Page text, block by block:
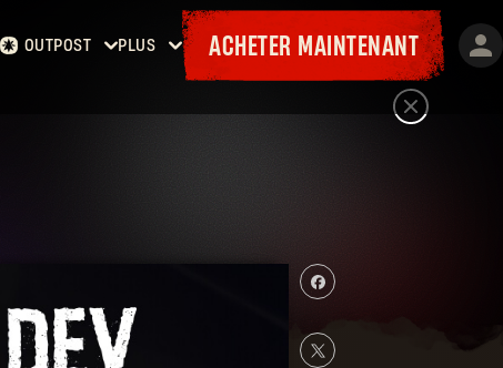
OUTPOST PLUS
Événements
Cadeaux
ACHETER MAINTENANT